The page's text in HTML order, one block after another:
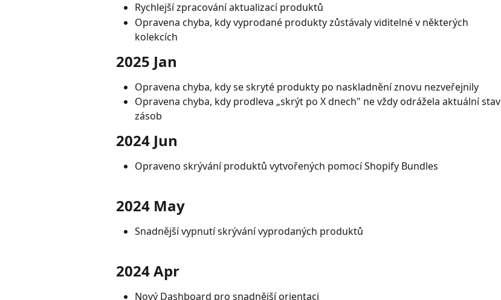
Rychlejší zpracování aktualizací produktů
Opravena chyba, kdy vyprodané produkty zůstávaly viditelné v některých
kolekcích
2025 Jan
Opravena chyba, kdy se skryté produkty po naskladnění znovu nezveřejnily
Opravena chyba, kdy prodleva „skrýt po X dnech" ne vždy odrážela aktuální stav
zásob
2024 Jun
Opraveno skrývání produktů vytvořených pomocí Shopify Bundles
2024 May
Snadnější vypnutí skrývání vyprodaných produktů
2024 Apr
Nový Dashboard pro snadnější orientaci